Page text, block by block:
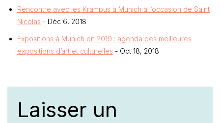
Rencontre avec les Krampus à Munich à l’occasion de Saint
Nicolas - Déc 6, 2018
Expositions à Munich en 2019 : agenda des meilleures
expositions d’art et culturelles - Oct 18, 2018
Laisser un